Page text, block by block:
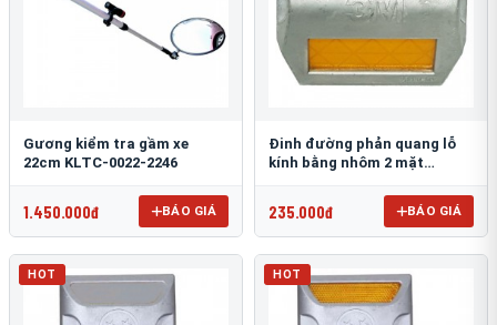
Gương kiểm tra gầm xe
22cm KLTC-0022-2246
1.450.000đ BÁO GIÁ
Đinh đường phản quang lỗ
kính bằng nhôm 2 mặt
235.000đ BÁO GIÁ
HOT HOT